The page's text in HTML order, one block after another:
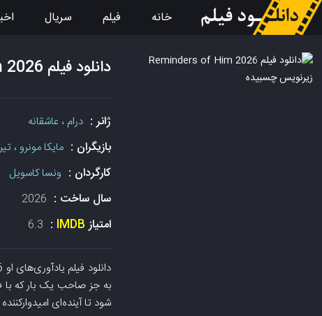
خانه فیلم سریال
دانلود فیلم Reminders of Him 2026 زیرنویس چسبیده
ژانر :درام ، عاشقانه
بازیگران :مایکا مونرو،
کارگردان : ونسا کاسویل
سال ساخت : 2026
امتیازIMDB
:
6.3
به جز صاحب یک بار که با
شود تا آینده‌ای